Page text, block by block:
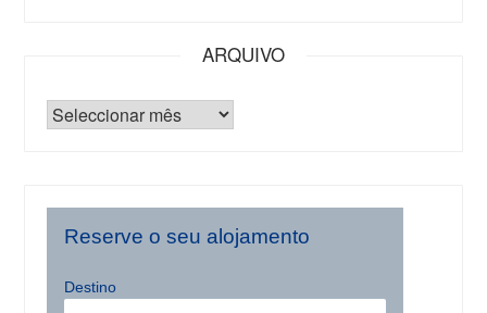
ARQUIVO
Reserve o seu alojamento
Destino